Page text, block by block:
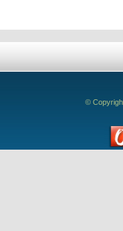
©